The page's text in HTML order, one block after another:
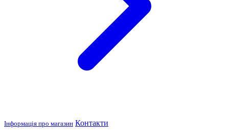
Інформація про магазин Контакти